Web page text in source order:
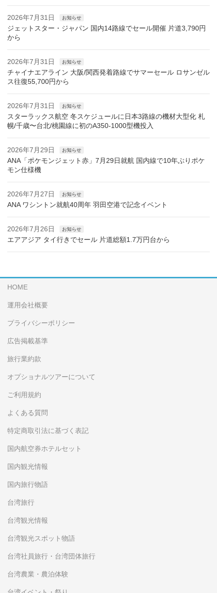
2026年7月31日 お知らせ
ジェットスター・ジャパン 国内14路線でセール開催 片道3,790円
から
2026年7月31日 お知らせ
チャイナエアライン 大阪/関西発着路線でサマーセール ロサンゼル
ス往復55,700円から
2026年7月31日 お知らせ
スターラックス航空 冬スケジュールに日本3路線の機材大型化 札
幌/千歳〜台北/桃園線に初のA350-1000型機投入
2026年7月29日 お知らせ
ANA「ポケモンジェット赤」7月29日就航 国内線で10年ぶりポケ
モン仕様機
2026年7月27日 お知らせ
ANA ワシントン就航40周年 羽田空港で記念イベント
2026年7月26日 お知らせ
エアアジア タイ行きでセール 片道総額1.7万円台から
HOME
運用会社概要
プライバシーポリシー
広告掲載基準
旅行業約款
オプショナルツアーについて
ご利用規約
よくある質問
特定商取引法に基づく表記
国内航空券ホテルセット
国内観光情報
国内旅行物語
台湾旅行
台湾観光情報
台湾観光スポット物語
台湾社員旅行・台湾団体旅行
台湾農業・農泊体験